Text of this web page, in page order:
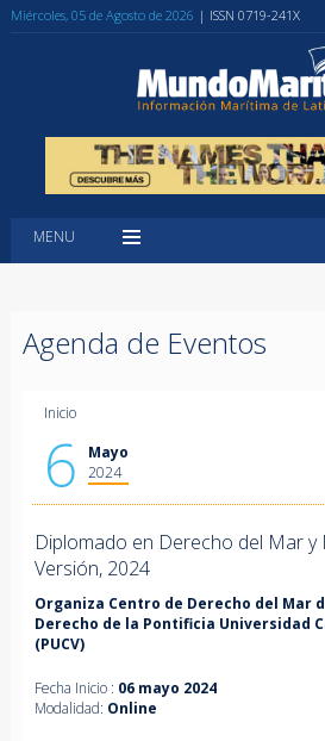
Miércoles, 05 de Agosto de 2026 | ISSN 0719-241X
MENU
Agenda de Eventos
Inicio
6
Mayo
2024
Diplomado en Derecho del Mar y
Versión, 2024
Organiza Centro de Derecho del Mar
Derecho de la Pontificia Universidad
(PUCV)
Fecha Inicio : 06 mayo 2024
Modalidad: Online